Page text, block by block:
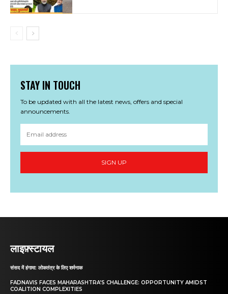
STAY IN TOUCH
To be updated with all the latest news, offers and special
announcements.
SIGN UP
लाइफ़्स्टायल
संसद में हंगामा: लोकतंत्र के लिए शर्मनाक
FADNAVIS FACES MAHARASHTRA’S CHALLENGE: OPPORTUNITY AMIDST
COALITION COMPLEXITIES